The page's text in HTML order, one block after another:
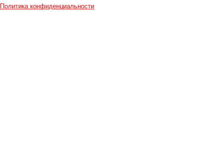
Политика конфиденциальности